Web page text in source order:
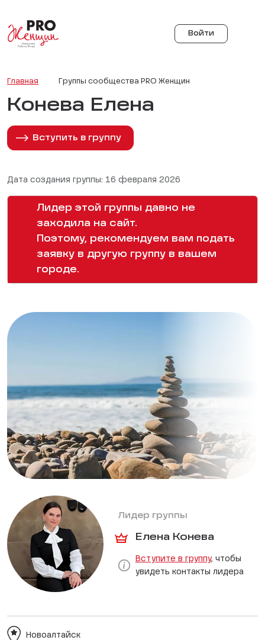
Войти
Главная Группы сообщества PRO Женщин
Конева Елена
Вступить в группу
Дата создания группы: 16 февраля 2026
Лидер этой группы давно не
заходила на сайт.
Поэтому, рекомендуем вам подать
заявку в другую группу в вашем
городе.
Лидер группы
Елена Конева
Вступите в группу, чтобы
увидеть контакты лидера
Новоалтайск